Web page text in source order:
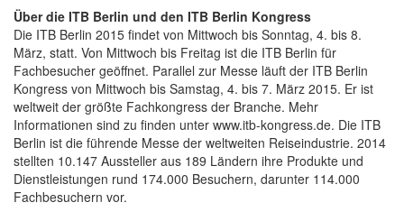
Über die ITB Berlin und den ITB Berlin Kongress
Die ITB Berlin 2015 findet von Mittwoch bis Sonntag, 4. bis 8.
März, statt. Von Mittwoch bis Freitag ist die ITB Berlin für
Fachbesucher geöffnet. Parallel zur Messe läuft der ITB Berlin
Kongress von Mittwoch bis Samstag, 4. bis 7. März 2015. Er ist
weltweit der größte Fachkongress der Branche. Mehr
Informationen sind zu finden unter www.itb-kongress.de. Die ITB
Berlin ist die führende Messe der weltweiten Reiseindustrie. 2014
stellten 10.147 Aussteller aus 189 Ländern ihre Produkte und
Dienstleistungen rund 174.000 Besuchern, darunter 114.000
Fachbesuchern vor.